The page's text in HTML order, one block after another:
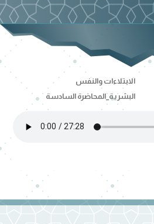
الابتلاءات والنفس
البشرية_المحاضرة السادسة